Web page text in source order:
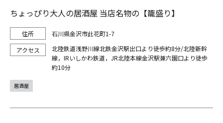
ちょっぴり大人の居酒屋 当店名物の【籠盛り】
石川県金沢市此花町1-7
北陸鉄道浅野川線北鉄金沢駅出口より徒歩約8分/北陸新幹
線，IRいしかわ鉄道，JR北陸本線金沢駅兼六園口より徒歩
約10分
居酒屋